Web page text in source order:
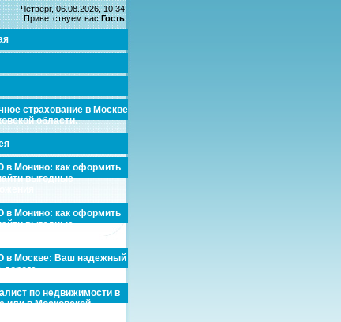
Четверг, 06.08.2026, 10:34
Приветствуем вас Гость
страхование в Москве
области.
в Монино: как оформить
выгодные
в Монино: как оформить
выгодные
в Москве: Ваш надежный
дороге
по недвижимости в
или в Московской